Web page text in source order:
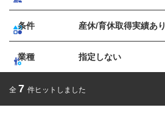
条件 産休/育休取得実績あり
業種 指定しない
全 7 件ヒットしました